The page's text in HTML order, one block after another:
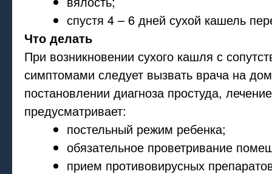
спустя 4 – 6 дней сухой кашель
Что делать
При возникновении сухого кашля с
симптомами следует вызвать врача на
постановлении диагноза простуда, лечение
предусматривает:
постельный режим ребенка;
обязательное проветривание
прием противовирусных